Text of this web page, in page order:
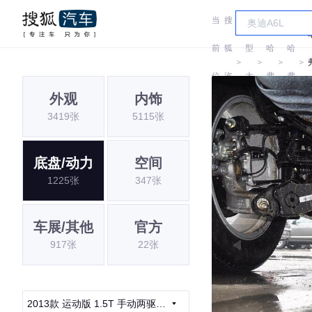
当
前
位
置:
搜
狐
汽
车
＞
车
型
大
全
＞
哈
弗
＞
哈
弗
＞
外观
3419张
内饰
5115张
底盘/动力
1225张
空间
347张
车展/其他
917张
官方
22张
2013款 运动版 1.5T 手动两驱尊